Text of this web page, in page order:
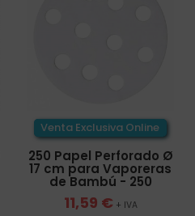
Venta Exclusiva Online
250 Papel Perforado Ø
17 cm para Vaporeras
de Bambú - 250
11,59 € + IVA